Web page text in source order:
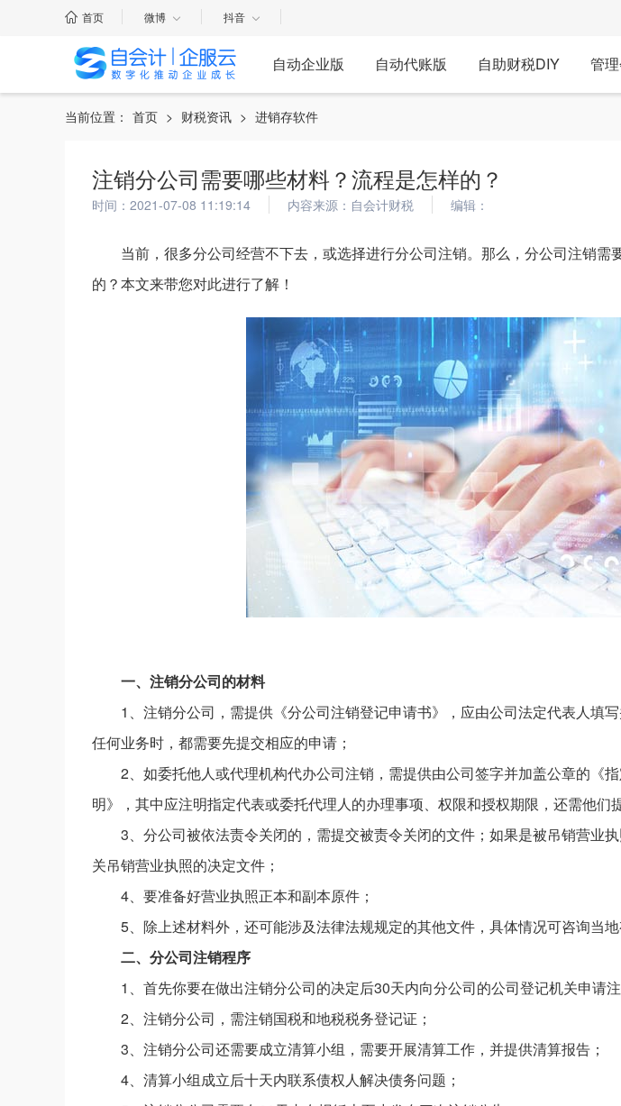
首页 微博 抖音
自动企业版 自动代账版 自助财税DIY 管
当前位置： 首页 > 财税资讯 > 进销存软件
注销分公司需要哪些材料？流程是怎样的？
时间：2021-07-08 11:19:14 内容来源：自会计财税 编辑：
当前，很多分公司经营不下去，或选择进行分公司注销。那么，分公司注销需
的？本文来带您对此进行了解！
一、注销分公司的材料
1、注销分公司，需提供《分公司注销登记申请书》，应由公司法定代表人填
任何业务时，都需要先提交相应的申请；
2、如委托他人或代理机构代办公司注销，需提供由公司签字并加盖公章的《
明》，其中应注明指定代表或委托代理人的办理事项、权限和授权期限，还需他们
3、分公司被依法责令关闭的，需提交被责令关闭的文件；如果是被吊销营业
关吊销营业执照的决定文件；
4、要准备好营业执照正本和副本原件；
5、除上述材料外，还可能涉及法律法规规定的其他文件，具体情况可咨询当地
二、分公司注销程序
1、首先你要在做出注销分公司的决定后30天内向分公司的公司登记机关申请注
2、注销分公司，需注销国税和地税税务登记证；
3、注销分公司还需要成立清算小组，需要开展清算工作，并提供清算报告；
4、清算小组成立后十天内联系债权人解决债务问题；